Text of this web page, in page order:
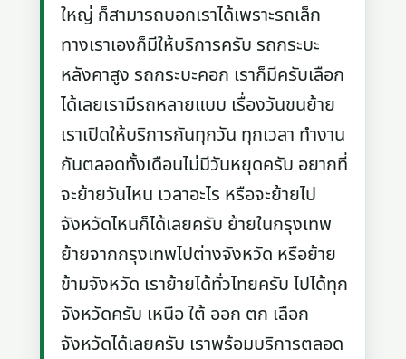
ใหญ่ ก็สามารถบอกเราได้เพราะรถเล็ก
ทางเราเองก็มีให้บริการครับ รถกระบะ
หลังคาสูง รถกระบะคอก เราก็มีครับเลือก
ได้เลยเรามีรถหลายแบบ เรื่องวันขนย้าย
เราเปิดให้บริการกันทุกวัน ทุกเวลา ทำงาน
กันตลอดทั้งเดือนไม่มีวันหยุดครับ อยากที่
จะย้ายวันไหน เวลาอะไร หรือจะย้ายไป
จังหวัดไหนก็ได้เลยครับ ย้ายในกรุงเทพ
ย้ายจากกรุงเทพไปต่างจังหวัด หรือย้าย
ข้ามจังหวัด เราย้ายได้ทั่วไทยครับ ไปได้ทุก
จังหวัดครับ เหนือ ใต้ ออก ตก เลือก
จังหวัดได้เลยครับ เราพร้อมบริการตลอด